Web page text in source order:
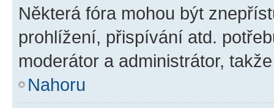
Některá fóra mohou být
prohlížení, přispívání atd.
moderátor a administrátor,
Nahoru